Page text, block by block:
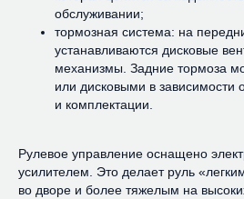
обслуживании;
тормозная система: на
устанавливаются дисковые
механизмы. Задние тормоза
или дисковыми в зависимости
и комплектации.
Рулевое управление оснащено
усилителем. Это делает руль
во дворе и более тяжелым на